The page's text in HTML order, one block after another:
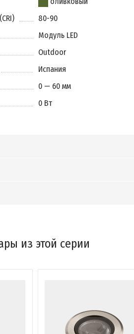
80-90
Модуль LED
Outdoor
Испания
0 — 60 мм
0 Вт
из этой серии